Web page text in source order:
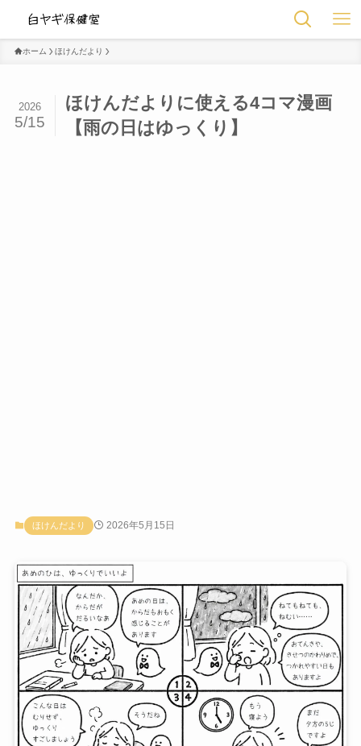
ホーム ほけんだより
ほけんだよりに使える4コマ漫画
【雨の日はゆっくり】
2026
5/15
ほけんだより 2026年5月15日